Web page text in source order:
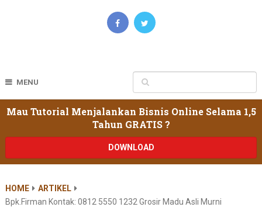
MENU
Mau Tutorial Menjalankan Bisnis Online Selama 1,5
Tahun GRATIS ?
DOWNLOAD
HOME
ARTIKEL
Bpk.firman Kontak: 0812 5550 1232 Grosir Madu Asli Murni